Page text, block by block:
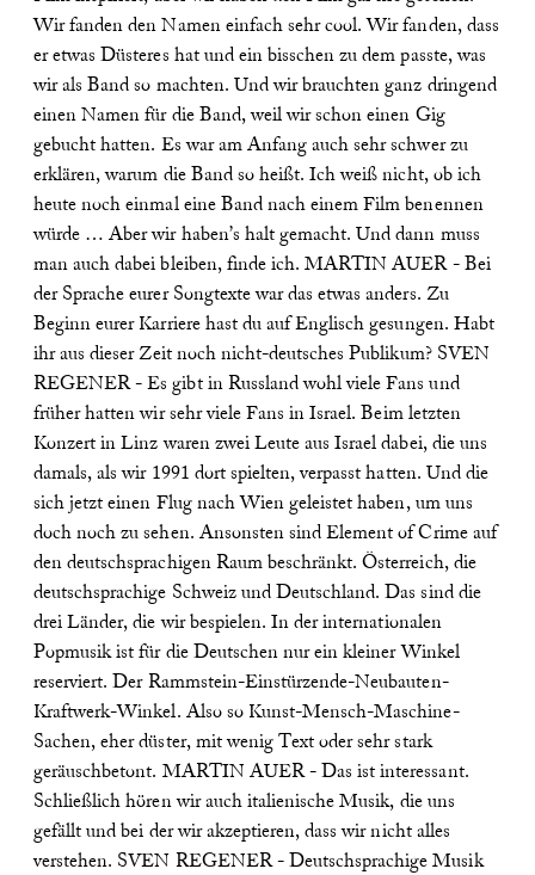
Wir fanden den Namen einfach sehr cool. Wir fanden, dass
er etwas Düsteres hat und ein bisschen zu dem passte, was
wir als Band so machten. Und wir brauchten ganz dringend
einen Namen für die Band, weil wir schon einen Gig
gebucht hatten. Es war am Anfang auch sehr schwer zu
erklären, warum die Band so heißt. Ich weiß nicht, ob ich
heute noch einmal eine Band nach einem Film benennen
würde … Aber wir haben’s halt gemacht. Und dann muss
man auch dabei bleiben, finde ich. MARTIN AUER - Bei
der Sprache eurer Songtexte war das etwas anders. Zu
Beginn eurer Karriere hast du auf Englisch gesungen. Habt
ihr aus dieser Zeit noch nicht-deutsches Publikum? SVEN
REGENER - Es gibt in Russland wohl viele Fans und
früher hatten wir sehr viele Fans in Israel. Beim letzten
Konzert in Linz waren zwei Leute aus Israel dabei, die uns
damals, als wir 1991 dort spielten, verpasst hatten. Und die
sich jetzt einen Flug nach Wien geleistet haben, um uns
doch noch zu sehen. Ansonsten sind Element of Crime auf
den deutschsprachigen Raum beschränkt. Österreich, die
deutschsprachige Schweiz und Deutschland. Das sind die
drei Länder, die wir bespielen. In der internationalen
Popmusik ist für die Deutschen nur ein kleiner Winkel
reserviert. Der Rammstein-Einstürzende-Neubauten-
Kraftwerk-Winkel. Also so Kunst-Mensch-Maschine-
Sachen, eher düster, mit wenig Text oder sehr stark
geräuschbetont. MARTIN AUER - Das ist interessant.
Schließlich hören wir auch italienische Musik, die uns
gefällt und bei der wir akzeptieren, dass wir nicht alles
verstehen. SVEN REGENER - Deutschsprachige Musik